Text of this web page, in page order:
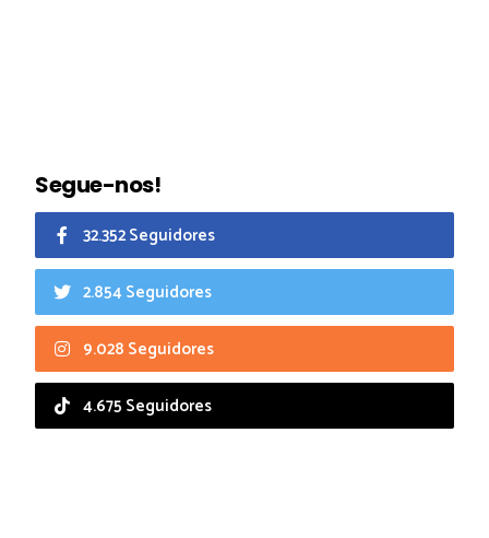
Segue-nos!
32.352 Seguidores
2.854 Seguidores
9.028 Seguidores
4.675 Seguidores